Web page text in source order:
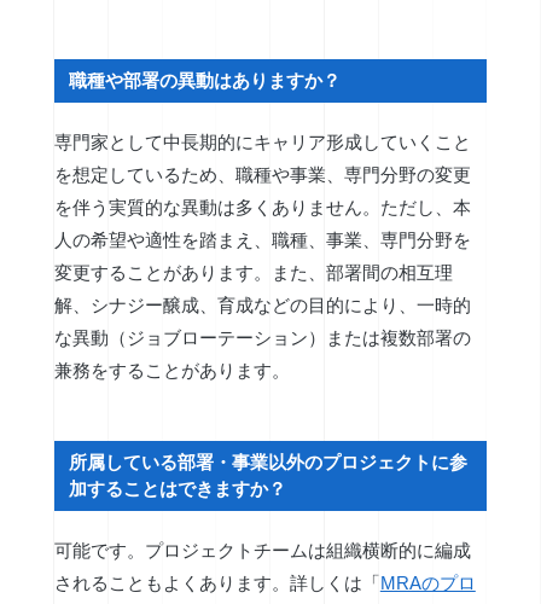
職種や部署の異動はありますか？
専門家として中長期的にキャリア形成していくこと
を想定しているため、職種や事業、専門分野の変更
を伴う実質的な異動は多くありません。ただし、本
人の希望や適性を踏まえ、職種、事業、専門分野を
変更することがあります。また、部署間の相互理
解、シナジー醸成、育成などの目的により、一時的
な異動（ジョブローテーション）または複数部署の
兼務をすることがあります。
所属している部署・事業以外のプロジェクトに参
加することはできますか？
可能です。プロジェクトチームは組織横断的に編成
されることもよくあります。詳しくは「MRAのプロ